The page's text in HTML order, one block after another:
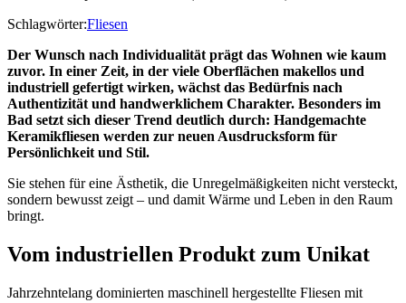
Schlagwörter:Fliesen
Der Wunsch nach Individualität prägt das Wohnen wie kaum
zuvor. In einer Zeit, in der viele Oberflächen makellos und
industriell gefertigt wirken, wächst das Bedürfnis nach
Authentizität und handwerklichem Charakter. Besonders im
Bad setzt sich dieser Trend deutlich durch: Handgemachte
Keramikfliesen werden zur neuen Ausdrucksform für
Persönlichkeit und Stil.
Sie stehen für eine Ästhetik, die Unregelmäßigkeiten nicht versteckt,
sondern bewusst zeigt – und damit Wärme und Leben in den Raum
bringt.
Vom industriellen Produkt zum Unikat
Jahrzehntelang dominierten maschinell hergestellte Fliesen mit